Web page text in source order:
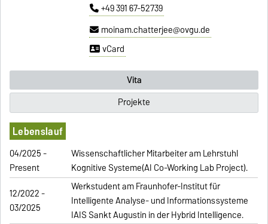
+49 391 67-52739
moinam.chatterjee@ovgu.de
vCard
Vita
Projekte
Lebenslauf
04/2025 -
Present
Wissenschaftlicher Mitarbeiter am Lehrstuhl
Kognitive Systeme(AI Co-Working Lab Project).
12/2022 -
03/2025
Werkstudent am Fraunhofer-Institut für
Intelligente Analyse- und Informationssysteme
IAIS Sankt Augustin in der Hybrid Intelligence.